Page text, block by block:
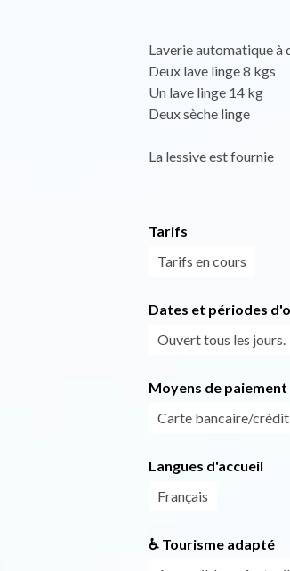
Laverie automatique
Deux lave linge 8 kgs
Un lave linge 14 kg
Deux sèche linge
La lessive est fournie
Tarifs
Tarifs en cours
Dates et périodes
Ouvert tous les jours.
Moyens de
Carte bancaire/crédit
Langues d'accueil
Français
♿ Tourisme adapté